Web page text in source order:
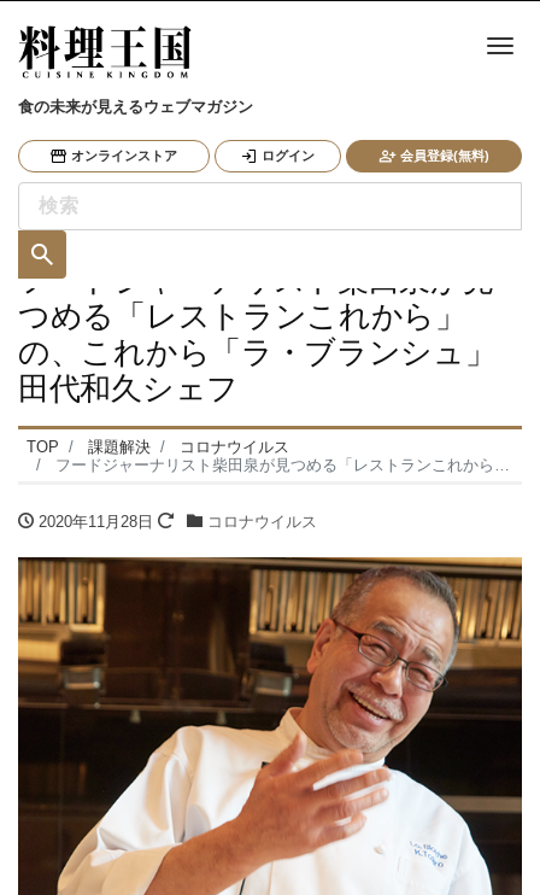
食の未来が見えるウェブマガジン
オンラインストア ログイン 会員登録(無料)
ナ
フードジャーナリスト柴田泉が見
つめる「レストランこれから」
の、これから「ラ・ブランシュ」
田代和久シェフ
TOP 課題解決
コロナウイルス
フードジャーナリスト柴田泉が見つめる「レストランこれから」の、これから「ラ・ブランシュ」田代和久シェフ
2020年11月28日 コロナウイルス